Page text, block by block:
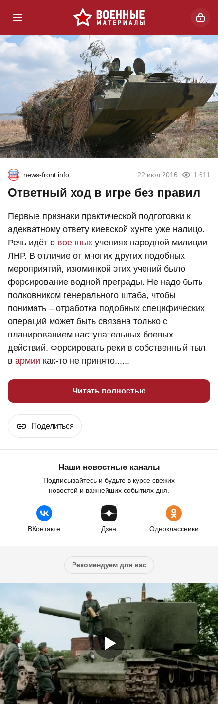
news-front.info 22 июл 2016 1 611
Ответный ход в игре без правил
Первые признаки практической подготовки к
адекватному ответу киевской хунте уже налицо.
Речь идёт о военных учениях народной милиции
ЛНР. В отличие от многих других подобных
мероприятий, изюминкой этих учений было
форсирование водной преграды. Не надо быть
полковником генерального штаба, чтобы
понимать – отработка подобных специфических
операций может быть связана только с
планированием наступательных боевых
действий. Форсировать реки в собственный тыл
в армии как-то не принято......
Читать полностью
Поделиться
Наши новостные каналы
Подписывайтесь и будьте в курсе свежих
новостей и важнейших событиях дня.
ВКонтакте Дзен Одноклассники
Рекомендуем для вас